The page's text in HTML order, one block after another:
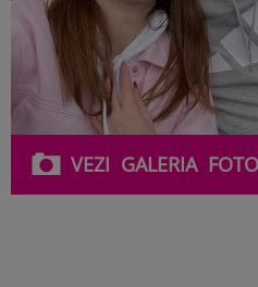
VEZI GALERIAFOTO